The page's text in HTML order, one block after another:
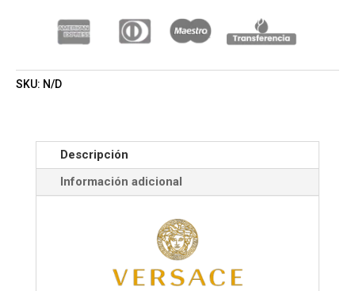
SKU: N/D
Descripción
Información adicional